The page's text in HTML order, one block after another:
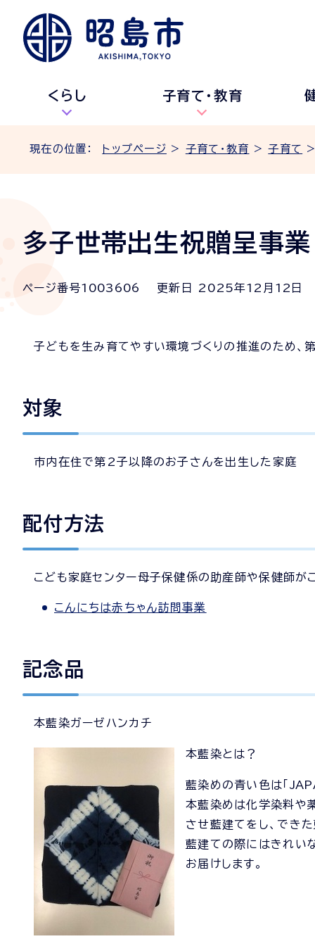
くらし 子育て・教育
現在の位置： トップページ > 子育て・教育 >子育て
多子世帯出生祝贈呈事業
ページ番号1003606 更新日 2025年12 月 12 日
子どもを生み育てやすい環境づくりの推進のため、
対象
市内在住で第2子以降のお子さんを出生した家庭
配付方法
こども家庭センター母子保健係の助産師や保健師が
こんにちは赤ちゃん訪問事業
記念品
本藍染ガーゼハンカチ
本藍染とは？
藍染めの青い色は「
本藍染めは化学染料や
させ藍建てをし、でき
藍建ての際にはきれい
お届けします。